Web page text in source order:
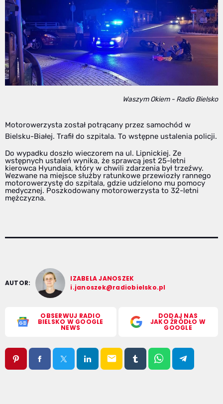
Waszym Okiem - Radio Bielsko
Motorowerzysta został potrącany przez samochód w
Bielsku-Białej. Trafił do szpitala. To wstępne ustalenia policji.
Do wypadku doszło wieczorem na ul. Lipnickiej. Ze
wstępnych ustaleń wynika, że sprawcą jest 25-letni
kierowca Hyundaia, który w chwili zdarzenia był trzeźwy.
Wezwane na miejsce służby ratunkowe przewiozły rannego
motorowerzystę do szpitala, gdzie udzielono mu pomocy
medycznej. Poszkodowany motorowerzysta to 32-letni
mężczyzna.
AUTOR:
IZABELA JANOSZEK
i.janoszek@radiobielsko.pl
OBSERWUJ RADIO
BIELSKO W GOOGLE
NEWS
DODAJ NAS
JAKO ŹRÓDŁO W
GOOGLE
email